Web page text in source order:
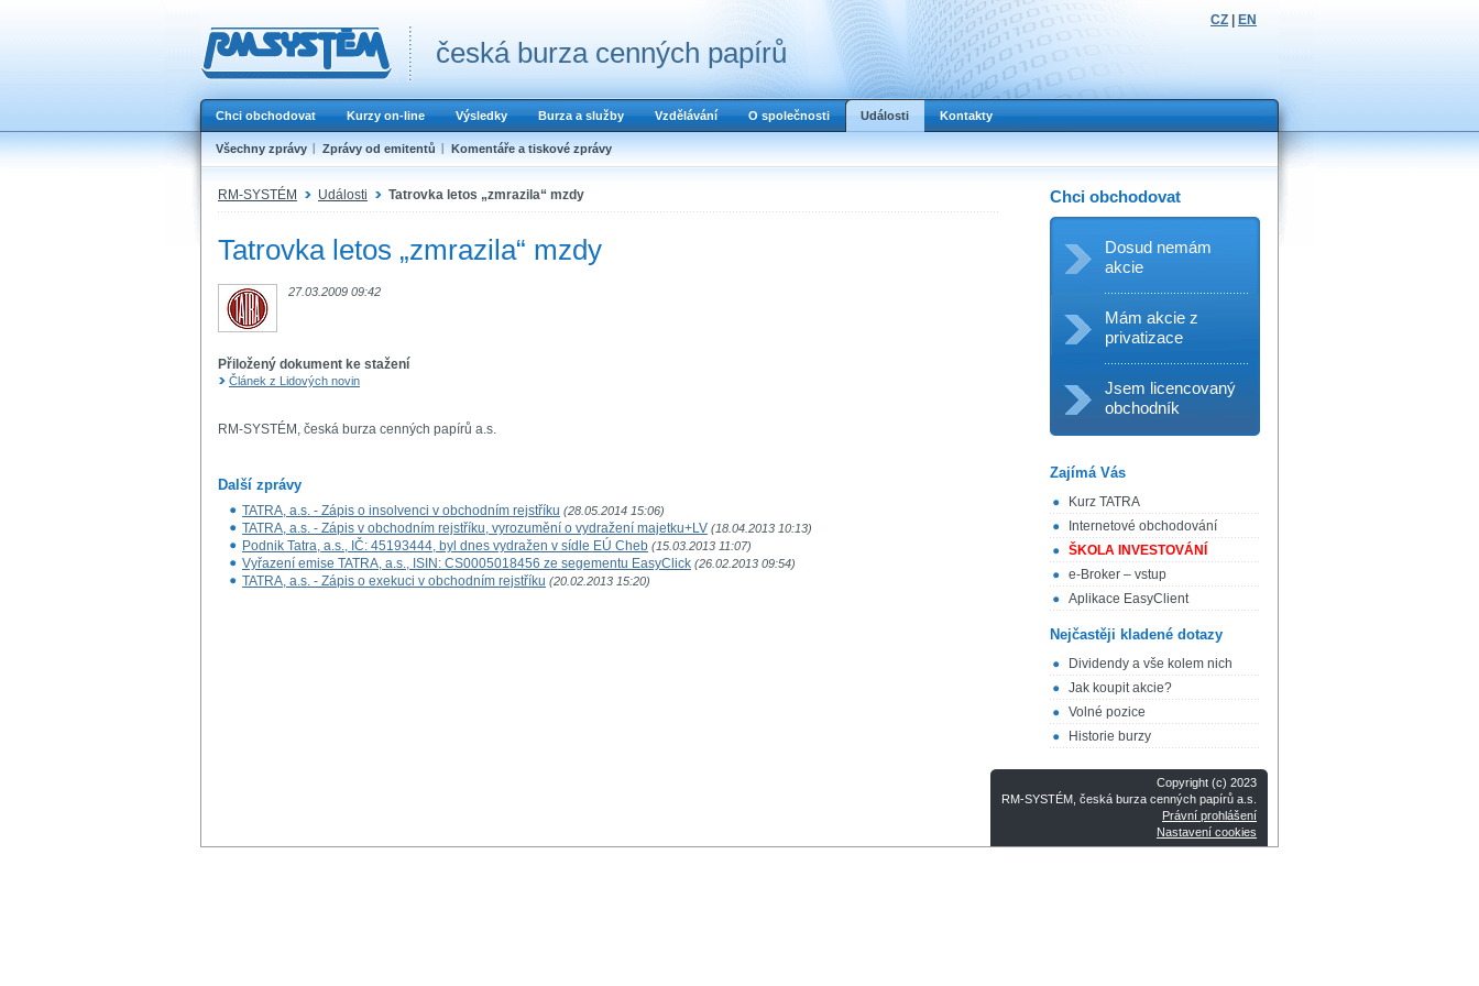
česká burza cenných papírů
CZ EN
Chci obchodovat Kurzy on-line Výsledky Burza a služby Vzdělávání O společnosti Události Kontakty
Všechny zprávy Zprávy od emitentů Komentáře a tiskové zprávy
RM-SYSTÉM Události Tatrovka letos „zmrazila“ mzdy
Tatrovka letos „zmrazila“ mzdy
27.03.2009 09:42
Přiložený dokument ke stažení
Článek z Lidových novin
RM-SYSTÉM, česká burza cenných papírů a.s.
Další zprávy
TATRA, a.s. - Zápis o insolvenci v obchodním rejstříku (28.05.2014 15:06)
TATRA, a.s. - Zápis v obchodním rejstříku, vyrozumění o vydražení majetku+LV (18.04.2013 10:13)
Podnik Tatra, a.s., IČ: 45193444, byl dnes vydražen v sídle EÚ Cheb (15.03.2013 11:07)
Vyřazení emise TATRA, a.s., ISIN: CS0005018456 ze segementu EasyClick (26.02.2013 09:54)
TATRA, a.s. - Zápis o exekuci v obchodním rejstříku (20.02.2013 15:20)
Chci obchodovat
Dosud nemám
akcie
Mám akcie z
privatizace
Jsem licencovaný
obchodník
Zajímá Vás
Kurz TATRA
Internetové obchodování
ŠKOLA INVESTOVÁNÍ
e-Broker – vstup
Aplikace EasyClient
Nejčastěji kladené dotazy
Dividendy a vše kolem nich
Jak koupit akcie?
Volné pozice
Historie burzy
Copyright (c) 2023
RM-SYSTÉM, česká burza cenných papírů a.s.
Právní prohlášení
Nastavení cookies